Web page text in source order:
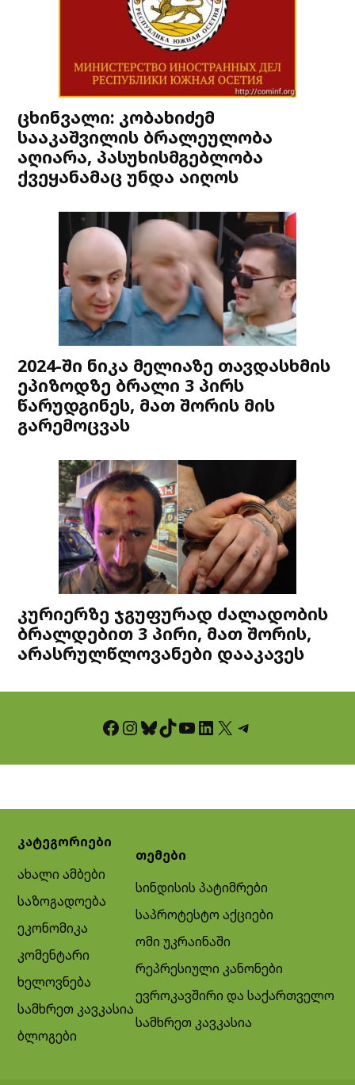
ცხინვალი: კობახიძემ
სააკაშვილის ბრალეულობა
აღიარა, პასუხისმგებლობა
ქვეყანამაც უნდა აიღოს
2024-ში ნიკა მელიაზე თავდასხმის
ეპიზოდზე ბრალი 3 პირს
წარუდგინეს, მათ შორის მის
გარემოცვას
კურიერზე ჯგუფურად ძალადობის
ბრალდებით 3 პირი, მათ შორის,
არასრულწლოვანები დააკავეს
Facebook InstagramBluesky TikTok YouTube LinkedIn X Telegram
კატეგორიები
ახალი ამბები
საზოგადოება
ეკონომიკა
კომენტარი
ხელოვნება
სამხრეთ კავკასია
ბლოგები
თემები
სინდისის პატიმრები
საპროტესტო აქციები
ომი უკრაინაში
რეპრესიული კანონები
ევროკავშირი და საქართველო
სამხრეთ კავკასია